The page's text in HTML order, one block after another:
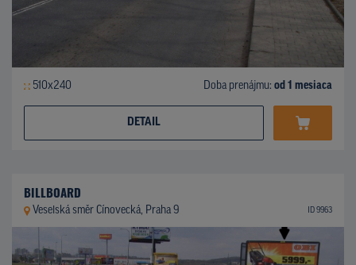
510x240 Doba prenájmu: od 1 mesiaca
DETAIL
BILLBOARD
Veselská směr Cínovecká, Praha 9 ID 9963